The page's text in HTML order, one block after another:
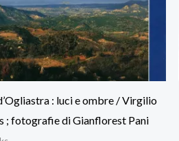
: luci e ombre / Virgilio
; fotografie di Gianflorest Pani